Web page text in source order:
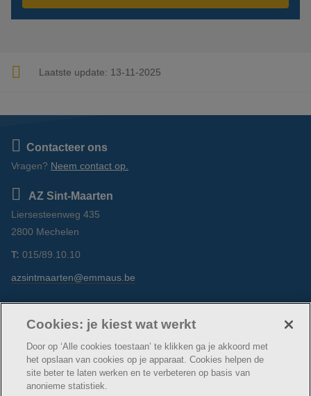
Laatste update: 13-11-2025
Contacteer ons
Vragen? Neem contact op.
AZ Sint-Maarten
Liersesteenweg 435
2800 Mechelen
T: 015/89.10.10
azsintmaarten@emmaus.be
url=http://azsintmaarten.be/werken-bij-
© AZ Sint-Maarten
Cookies: je kiest wat werkt
Door op ‘Alle cookies toestaan’ te klikken ga je akkoord met
het opslaan van cookies op je apparaat. Cookies helpen de
site beter te laten werken en te verbeteren op basis van
anonieme statistiek.